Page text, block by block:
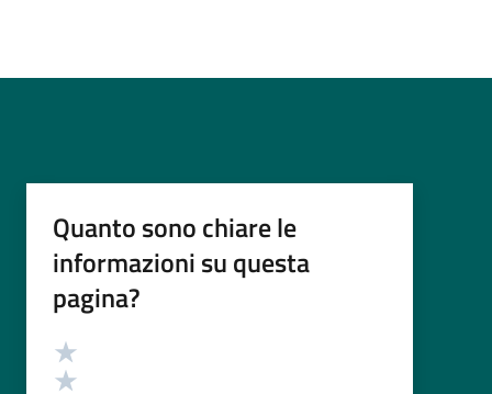
Quanto sono chiare le
informazioni su questa
pagina?
Valutazione